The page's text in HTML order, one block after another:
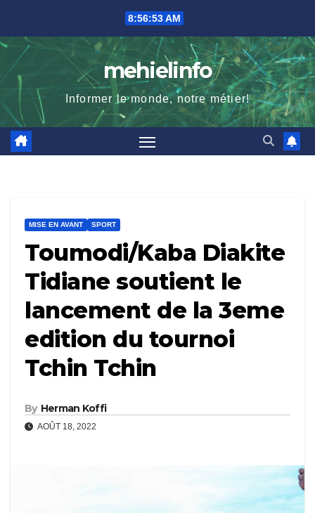
content
8:56:54 AM
mehielinfo
Informer le monde, notre métier!
MISE EN AVANT SPORT
Toumodi/Kaba Diakite
Tidiane soutient le
lancement de la 3eme
edition du tournoi
Tchin Tchin
By Herman Koffi
AOÛT 18, 2022